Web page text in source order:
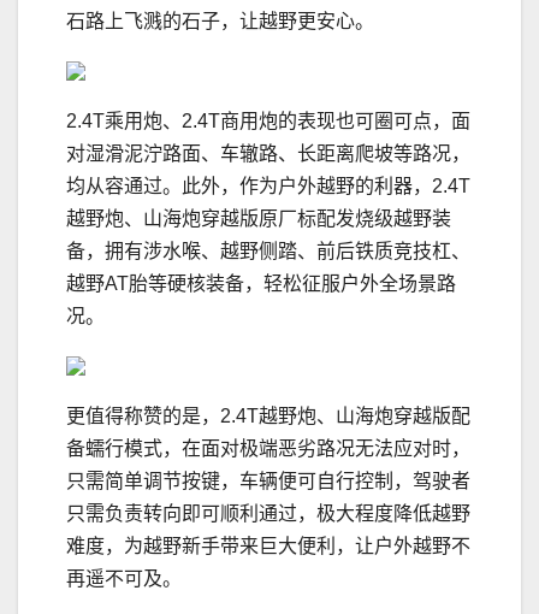
石路上飞溅的石子，让越野更安心。
2.4T乘用炮、2.4T商用炮的表现也可圈可点，面
对湿滑泥泞路面、车辙路、长距离爬坡等路况，
均从容通过。此外，作为户外越野的利器，2.4T
越野炮、山海炮穿越版原厂标配发烧级越野装
备，拥有涉水喉、越野侧踏、前后铁质竞技杠、
越野AT胎等硬核装备，轻松征服户外全场景路
况。
更值得称赞的是，2.4T越野炮、山海炮穿越版配
备蠕行模式，在面对极端恶劣路况无法应对时，
只需简单调节按键，车辆便可自行控制，驾驶者
只需负责转向即可顺利通过，极大程度降低越野
难度，为越野新手带来巨大便利，让户外越野不
再遥不可及。